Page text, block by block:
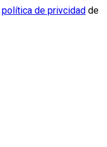
política de privcidad de